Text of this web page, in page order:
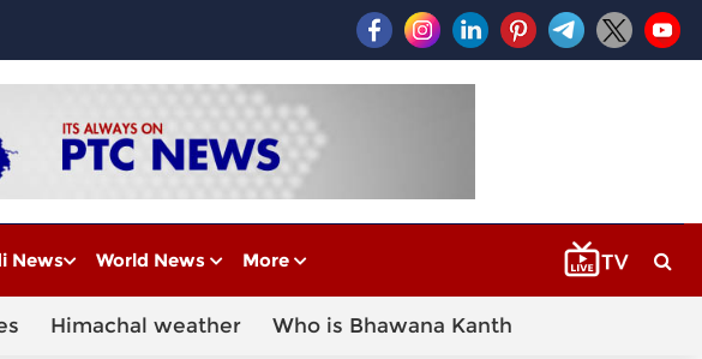
News World News More
Himachal weather Who is Bhawana Kanth